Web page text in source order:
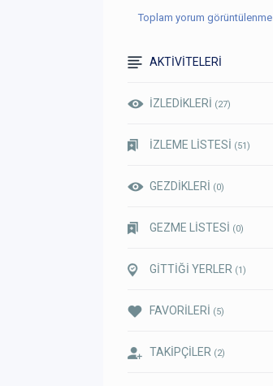
Toplam yorum görüntülenme
AKTİVİTELERİ
İZLEDİKLERİ (27)
İZLEME LİSTESİ (51)
GEZDİKLERİ (0)
GEZME LİSTESİ (0)
GİTTİĞİ YERLER (1)
FAVORİLERİ (5)
TAKİPÇİLER (2)